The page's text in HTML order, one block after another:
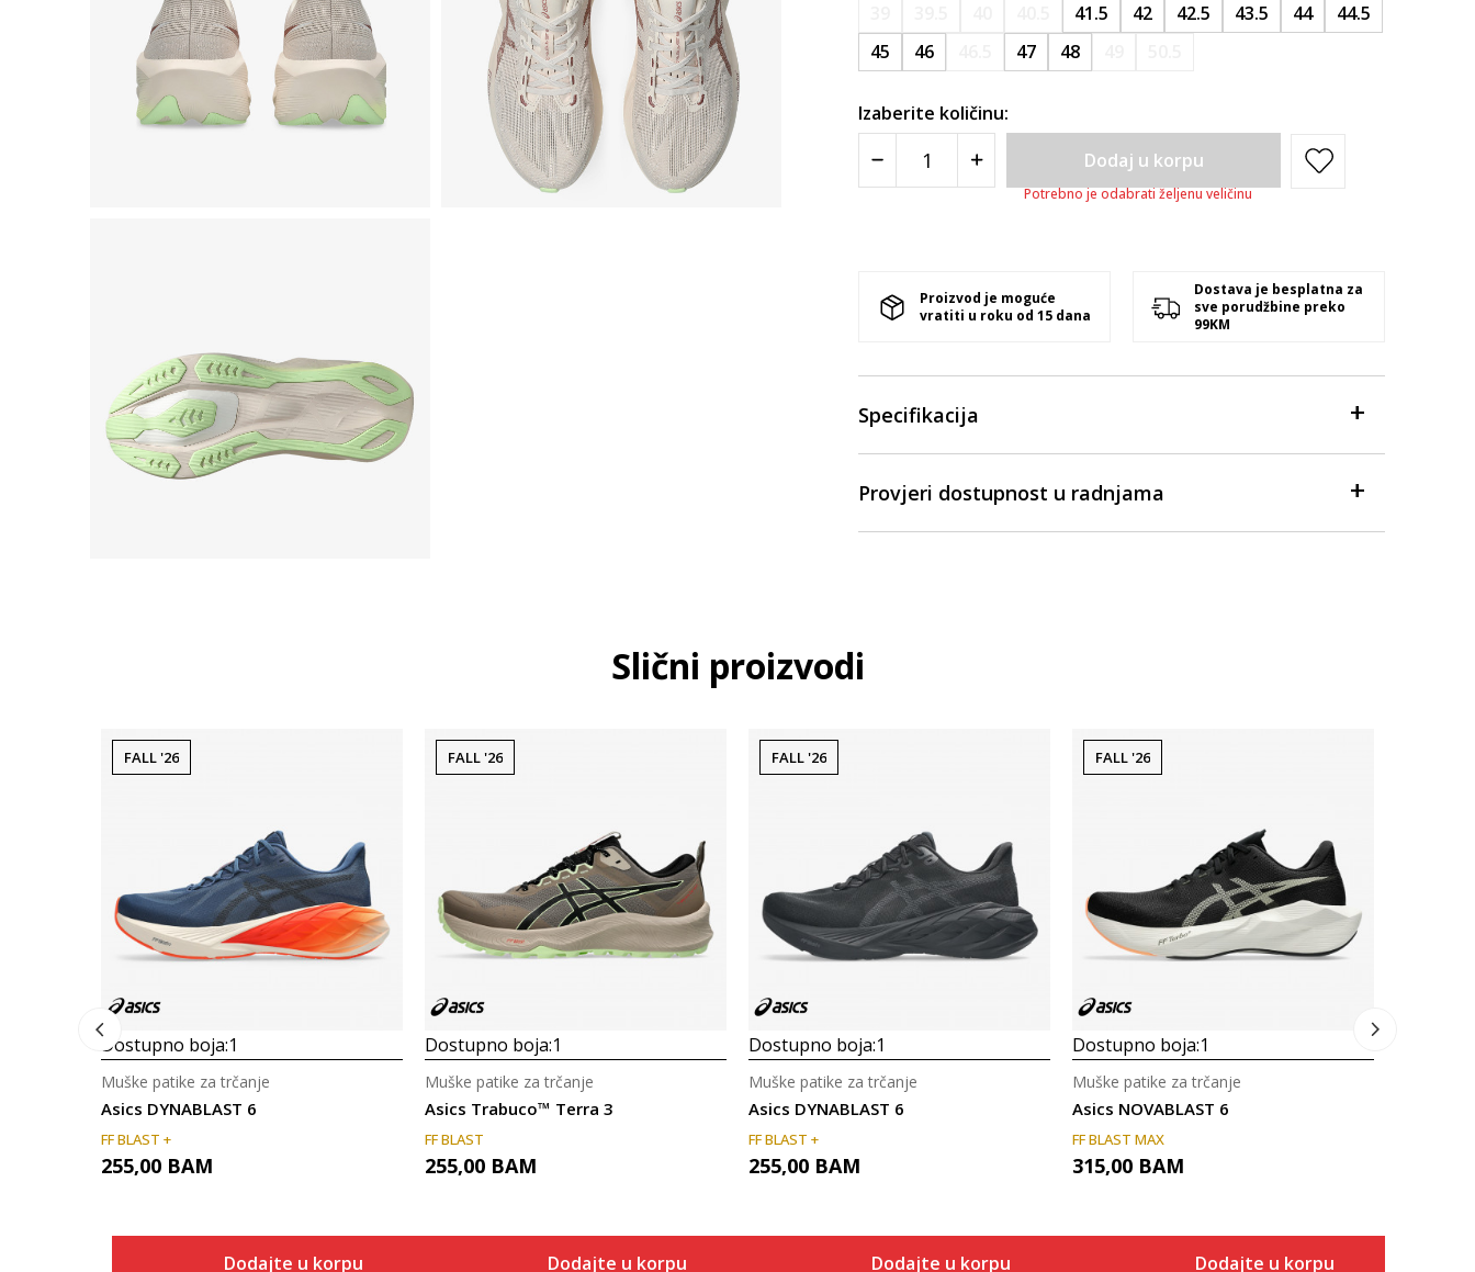
41.5 42 42.5 43.5 44
44.5
45
46 47 48
Izaberite količinu:
Dodaj u korpu
Potrebno je odabrati željenu veličinu
Proizvod je moguće
vratiti u roku od 15 dana
Dostava je besplatna za
sve porudžbine preko
99KM
Specifikacija
Provjeri dostupnost u radnjama
Slični proizvodi
FALL '26
Dostupno boja:1
Asics DYNABLAST 6
Muške patike za trčanje
FF BLAST +
255,00 BAM
Dodajte u korpu
FALL '26
Dostupno boja:1
Asics Trabuco™ Terra 3
Muške patike za trčanje
FF BLAST
255,00 BAM
Dodajte u korpu
FALL '26
Dostupno boja:1
Asics DYNABLAST 6
Muške patike za trčanje
FF BLAST +
255,00 BAM
Dodajte u korpu
FALL '26
Dostupno boja:1
Asics NOVABLAST 6
Muške patike za trčanje
FF BLAST MAX
315,00 BAM
Dodajte u korpu